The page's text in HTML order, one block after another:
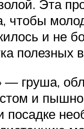
Эта
чтобы
и не
полезных
— груша,
и
посадке